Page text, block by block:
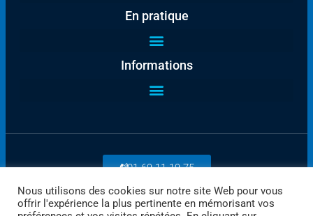
En pratique
Informations
01 69 11 19 75
Payez en ligne
Nous utilisons des cookies sur notre site Web pour vous
offrir l'expérience la plus pertinente en mémorisant vos